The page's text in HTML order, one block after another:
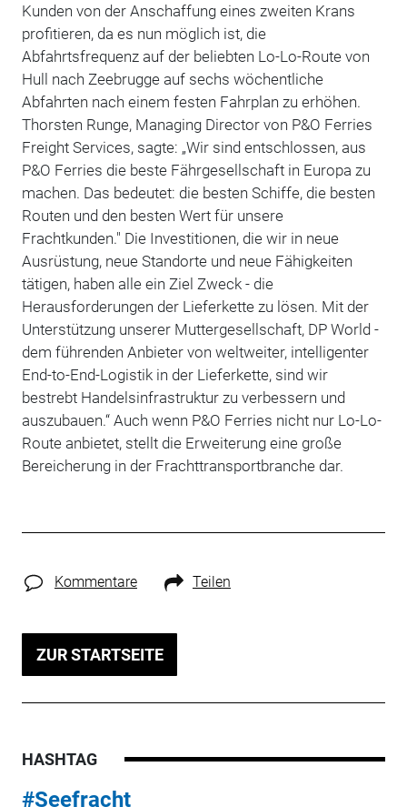
Kunden von der Anschaffung eines zweiten Krans
profitieren, da es nun möglich ist, die
Abfahrtsfrequenz auf der beliebten Lo-Lo-Route von
Hull nach Zeebrugge auf sechs wöchentliche
Abfahrten nach einem festen Fahrplan zu erhöhen.
Thorsten Runge, Managing Director von P&O Ferries
Freight Services, sagte: „Wir sind entschlossen, aus
P&O Ferries die beste Fährgesellschaft in Europa zu
machen. Das bedeutet: die besten Schiffe, die besten
Routen und den besten Wert für unsere
Frachtkunden." Die Investitionen, die wir in neue
Ausrüstung, neue Standorte und neue Fähigkeiten
tätigen, haben alle ein Ziel Zweck - die
Herausforderungen der Lieferkette zu lösen. Mit der
Unterstützung unserer Muttergesellschaft, DP World -
dem führenden Anbieter von weltweiter, intelligenter
End-to-End-Logistik in der Lieferkette, sind wir
bestrebt Handelsinfrastruktur zu verbessern und
auszubauen.“ Auch wenn P&O Ferries nicht nur Lo-Lo-
Route anbietet, stellt die Erweiterung eine große
Bereicherung in der Frachttransportbranche dar.
Kommentare Teilen
ZUR STARTSEITE
HASHTAG
#Seefracht